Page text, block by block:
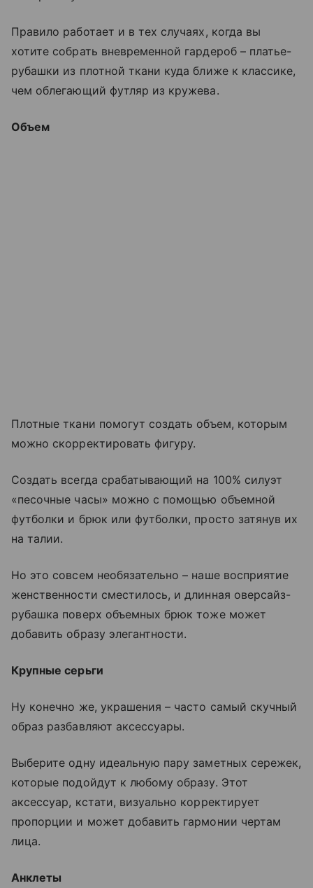
Правило работает и в тех случаях, когда вы
хотите собрать вневременной гардероб – платье-
рубашки из плотной ткани куда ближе к классике,
чем облегающий футляр из кружева.
Объем
Плотные ткани помогут создать объем, которым
можно скорректировать фигуру.
Создать всегда срабатывающий на 100% силуэт
«песочные часы» можно с помощью объемной
футболки и брюк или футболки, просто затянув их
на талии.
Но это совсем необязательно – наше восприятие
женственности сместилось, и длинная оверсайз-
рубашка поверх объемных брюк тоже может
добавить образу элегантности.
Крупные серьги
Ну конечно же, украшения – часто самый скучный
образ разбавляют аксессуары.
Выберите одну идеальную пару заметных сережек,
которые подойдут к любому образу. Этот
аксессуар, кстати, визуально корректирует
пропорции и может добавить гармонии чертам
лица.
Анклеты